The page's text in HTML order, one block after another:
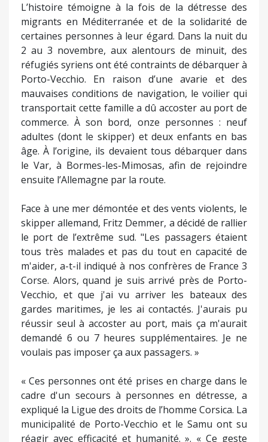
L’histoire témoigne à la fois de la détresse des
migrants en Méditerranée et de la solidarité de
certaines personnes à leur égard. Dans la nuit du
2 au 3 novembre, aux alentours de minuit, des
réfugiés syriens ont été contraints de débarquer à
Porto-Vecchio. En raison d’une avarie et des
mauvaises conditions de navigation, le voilier qui
transportait cette famille a dû accoster au port de
commerce. À son bord, onze personnes : neuf
adultes (dont le skipper) et deux enfants en bas
âge. À l’origine, ils devaient tous débarquer dans
le Var, à Bormes-les-Mimosas, afin de rejoindre
ensuite l’Allemagne par la route.
Face à une mer démontée et des vents violents, le
skipper allemand, Fritz Demmer, a décidé de rallier
le port de l’extrême sud. "Les passagers étaient
tous très malades et pas du tout en capacité de
m'aider, a-t-il indiqué à nos confrères de France 3
Corse. Alors, quand je suis arrivé près de Porto-
Vecchio, et que j'ai vu arriver les bateaux des
gardes maritimes, je les ai contactés. J'aurais pu
réussir seul à accoster au port, mais ça m'aurait
demandé 6 ou 7 heures supplémentaires. Je ne
voulais pas imposer ça aux passagers. »
« Ces personnes ont été prises en charge dans le
cadre d'un secours à personnes en détresse, a
expliqué la Ligue des droits de l’homme Corsica. La
municipalité de Porto-Vecchio et le Samu ont su
réagir avec efficacité et humanité. ». « Ce geste